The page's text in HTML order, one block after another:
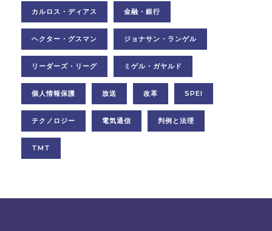
カルロス・ディアス 金融・銀行
ヘクター・グスマン ジョナサン・ランゲル
リーダーズ・リーグ ミゲル・ガヤルド
個人情報保護 放送 改革 SPEI
テクノロジー 電気通信 判例と法理
TMT